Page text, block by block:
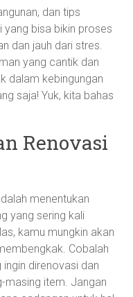
dan tips
yang bisa bikin proses
dan jauh dari stres.
yang cantik dan
dalam kebingungan
saja! Yuk, kita bahas
Renovasi
menentukan
yang sering kali
kamu mungkin akan
Cobalah
direnovasi dan
masing item. Jangan